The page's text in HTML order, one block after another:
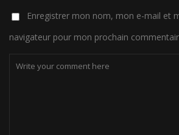
Enregistrer mon nom, mon e-mail et
navigateur pour mon prochain